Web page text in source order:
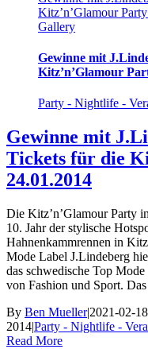
Kitz’n’Glamour
Gallery
Gewinne mit
Kitz’n’Glamour
Party - Nightlife -
Gewinne mit
Tickets für die
24.01.2014
Die Kitz’n’Glamour Party
10. Jahr der stylische
Hahnenkammrennen in
Mode Label J.Lindeberg
das schwedische Top
von Fashion und Sport.
By Ben Mueller|2021-02-
2014|Party - Nightlife -
Read More